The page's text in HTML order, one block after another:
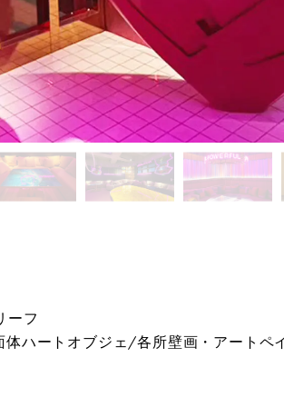
ーフ
ハートオブジェ/各所壁画・アートペ